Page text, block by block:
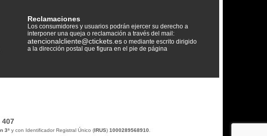
Reclamaciones
Los consumidores y usuarios podrán ejercer su derecho a
interponer una queja o reclamación a través del mail:
atencionalcliente@ctickets.es o mediante escrito dirigido
a la dirección postal que figura en el pie de página
407
3ªy con Identificador Registral Único (IRUS) 1000289568910.